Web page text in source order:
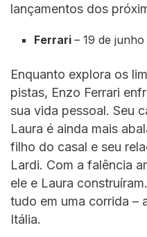
lançamentos dos
Ferrari– 19 de
Enquanto explora os
pistas, Enzo Ferrari
sua vida pessoal. Seu
Laura é ainda mais
filho do casal e seu
Lardi. Com a falência
ele e Laura
tudo em uma corrida –
Itália.